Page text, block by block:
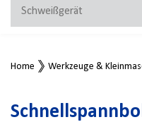
MEIN KONTO
Jetzt anmelden
NEU BEI FMOSER?
Jetzt registrieren
Home Werkzeuge &